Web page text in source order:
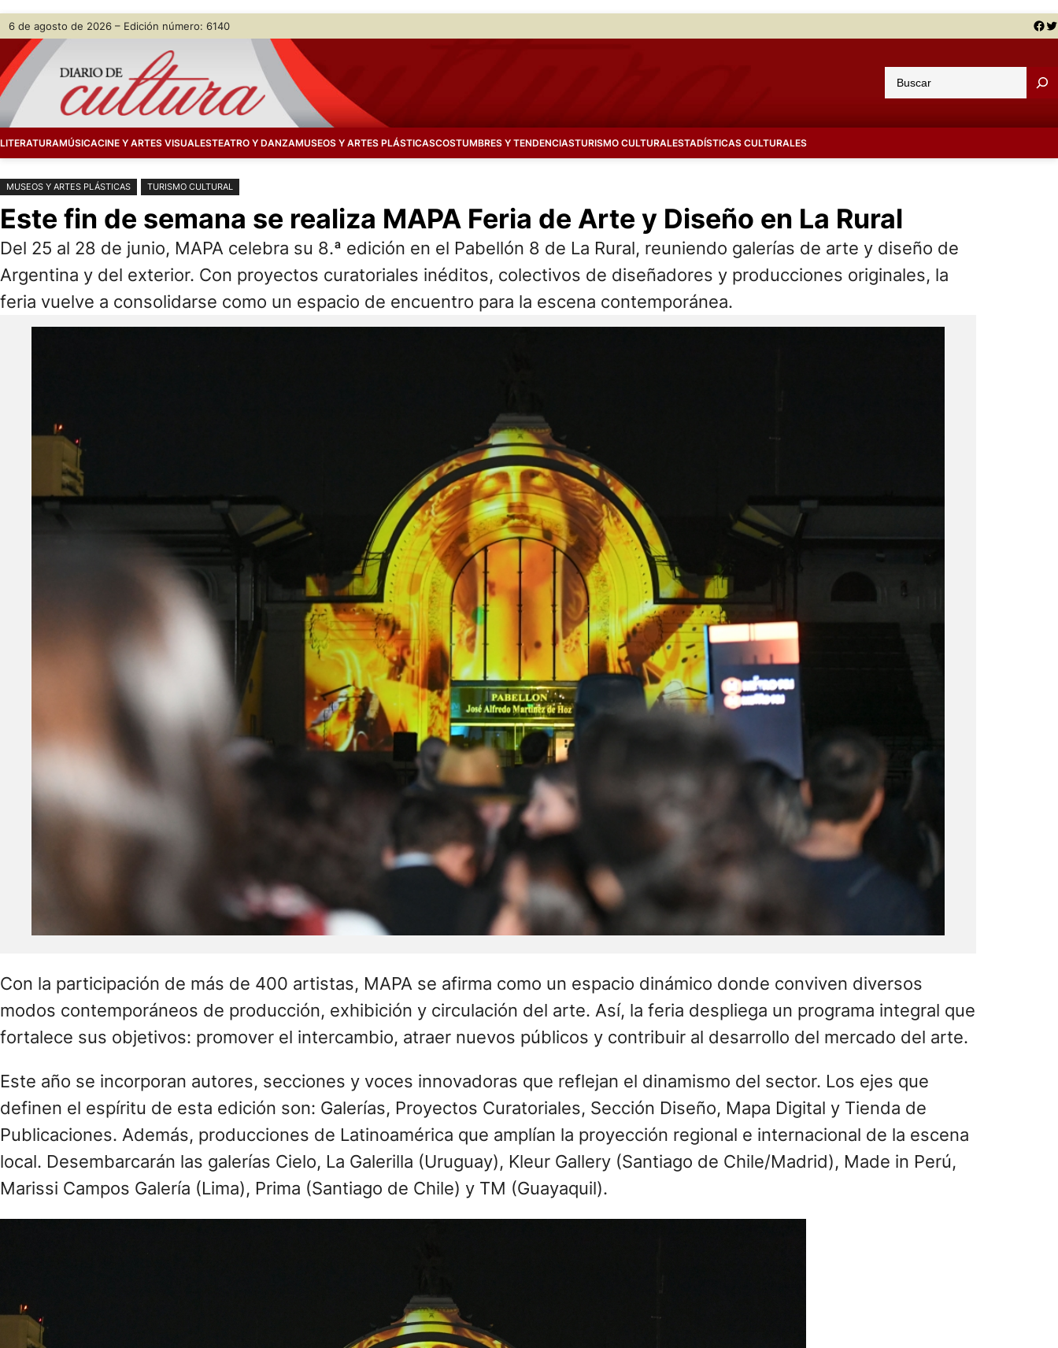
Saltar
contenido
Skip
content
6 de agosto de 2026 – Edición número: 6140 Facebook Twitter
u
a
LITERATURAMÚSICACINE Y ARTES VISUALESTEATRO Y DANZAMUSEOS Y ARTES PLÁSTICASCOSTUMBRES Y TENDENCIASTURISMO CULTURALESTADÍSTICAS CULTURALES
MUSEOS Y ARTES PLÁSTICAS TURISMO CULTURAL
Este fin de semana se realiza MAPA Feria de Arte y Diseño en La Rural
Del 25 al 28 de junio, MAPA celebra su 8.ª edición en el Pabellón 8 de La Rural, reuniendo galerías de arte y diseño de
Argentina y del exterior. Con proyectos curatoriales inéditos, colectivos de diseñadores y producciones originales, la
feria vuelve a consolidarse como un espacio de encuentro para la escena contemporánea.
Con la participación de más de 400 artistas, MAPA se afirma como un espacio dinámico donde conviven diversos
modos contemporáneos de producción, exhibición y circulación del arte. Así, la feria despliega un programa integral que
fortalece sus objetivos: promover el intercambio, atraer nuevos públicos y contribuir al desarrollo del mercado del arte.
Este año se incorporan autores, secciones y voces innovadoras que reflejan el dinamismo del sector. Los ejes que
definen el espíritu de esta edición son: Galerías, Proyectos Curatoriales, Sección Diseño, Mapa Digital y Tienda de
Publicaciones. Además, producciones de Latinoamérica que amplían la proyección regional e internacional de la escena
local. Desembarcarán las galerías Cielo, La Galerilla (Uruguay), Kleur Gallery (Santiago de Chile/Madrid), Made in Perú,
Marissi Campos Galería (Lima), Prima (Santiago de Chile) y TM (Guayaquil).